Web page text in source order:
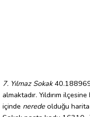
7. Yılmaz Sokak
almaktadır. Yıldırım ilçesine
içinde nerede olduğu